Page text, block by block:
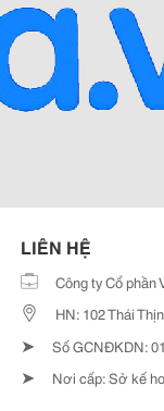
LIÊN HỆ
Công ty Cổ phần
HN: 102 Thái
➤ Số GCNĐKDN:
➤ Nơi cấp: Sở kế